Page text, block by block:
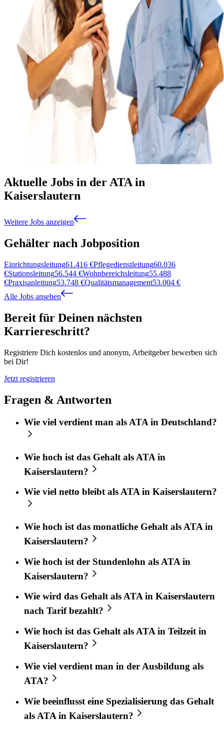
Aktuelle Jobs in der ATA in
Kaiserslautern
Weitere Jobs anzeigen
Gehälter nach Jobposition
Einrichtungsleitung61.416 €Pflegedienstleitung60.036
€Stationsleitung56.544 €Wohnbereichsleitung55.488
€Praxisanleitung53.748 €Qualitätsmanagement53.004 €
Alle Jobs ansehen
Bereit für Deinen nächsten
Karriereschritt?
Registriere Dich kostenlos und anonym, Arbeitgeber bewerben sich
bei Dir!
Jetzt registrieren
Fragen & Antworten
Wie viel verdient man als ATA in Deutschland?
Wie hoch ist das Gehalt als ATA in
Kaiserslautern?
Wie viel netto bleibt als ATA in Kaiserslautern?
Wie hoch ist das monatliche Gehalt als ATA in
Kaiserslautern?
Wie hoch ist der Stundenlohn als ATA in
Kaiserslautern?
Wie wird das Gehalt als ATA in Kaiserslautern
nach Tarif bezahlt?
Wie hoch ist das Gehalt als ATA in Teilzeit in
Kaiserslautern?
Wie viel verdient man in der Ausbildung als
ATA?
Wie beeinflusst eine Spezialisierung das Gehalt
als ATA in Kaiserslautern?